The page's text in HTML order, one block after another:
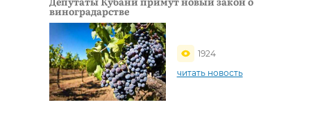
виноградарстве
1924
читать новость